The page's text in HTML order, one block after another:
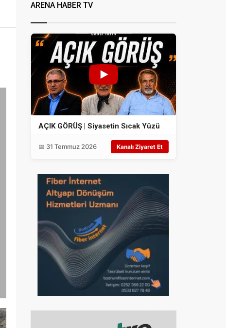
ARENA HABER TV
AÇIK GÖRÜŞ | Siyasetin Sıcak Yüzü
📅 31 Temmuz 2026 Kanalı Ziyaret Et